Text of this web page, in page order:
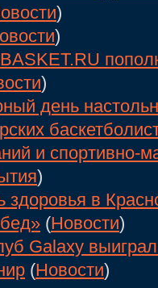
)
)
)
день
и спортивно-
)
в
(Новости)
Galaxy
(Новости)